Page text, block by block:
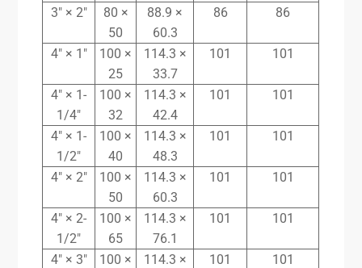
3″ × 2″
80 ×
50
88.9 ×
60.3
86 86
4″ × 1″
100 ×
25
114.3 ×
33.7
101 101
4″ × 1-
1/4″
100 ×
32
114.3 ×
42.4
101 101
4″ × 1-
1/2″
100 ×
40
114.3 ×
48.3
101 101
4″ × 2″
100 ×
50
114.3 ×
60.3
101 101
4″ × 2-
1/2″
100 ×
65
114.3 ×
76.1
101 101
4″ × 3″
100 ×
114.3 ×
101 101